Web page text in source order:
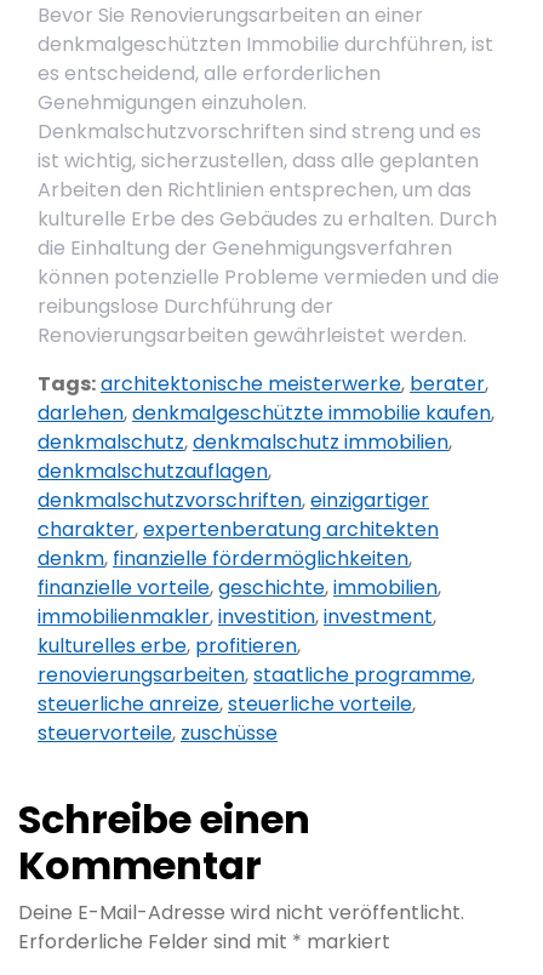
Bevor Sie Renovierungsarbeiten an einer
denkmalgeschützten Immobilie durchführen, ist
es entscheidend, alle erforderlichen
Genehmigungen einzuholen.
Denkmalschutzvorschriften sind streng und es
ist wichtig, sicherzustellen, dass alle geplanten
Arbeiten den Richtlinien entsprechen, um das
kulturelle Erbe des Gebäudes zu erhalten. Durch
die Einhaltung der Genehmigungsverfahren
können potenzielle Probleme vermieden und die
reibungslose Durchführung der
Renovierungsarbeiten gewährleistet werden.
Tags:architektonische meisterwerke, berater,
darlehen,denkmalgeschützte immobilie kaufen,
denkmalschutz,denkmalschutz immobilien,
denkmalschutzauflagen,
denkmalschutzvorschriften,einzigartiger
charakter,expertenberatung architekten
denkm, finanzielle fördermöglichkeiten,
finanzielle vorteile,geschichte,immobilien,
immobilienmakler,investition,investment,
kulturelles erbe, profitieren,
renovierungsarbeiten,staatliche programme,
steuerliche anreize,steuerliche vorteile,
steuervorteile, zuschüsse
Schreibe einen
Kommentar
Deine E-Mail-Adresse wird nicht veröffentlicht.
Erforderliche Felder sind mit * markiert